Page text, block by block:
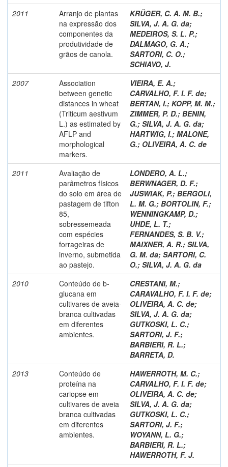
2011
Arranjo de plantas
na expressão dos
componentes da
produtividade de
grãos de canola.
KRÜGER, C. A. M. B.;
SILVA, J. A. G. da;
MEDEIROS, S. L. P.;
DALMAGO, G. A.;
SARTORI, C. O.;
SCHIAVO, J.
2007
Association
between genetic
distances in wheat
(Triticum aestivum
L.) as estimated by
AFLP and
morphological
markers.
VIEIRA, E. A.;
CARVALHO, F. I. F. de;
BERTAN, I.; KOPP, M. M.;
ZIMMER, P. D.; BENIN,
G.; SILVA, J. A. G. da;
HARTWIG, I.; MALONE,
G.; OLIVEIRA, A. C. de
2011
Avaliação de
parâmetros físicos
do solo em área de
pastagem de tifton
85,
sobressemeada
com espécies
forrageiras de
inverno, submetida
ao pastejo.
LONDERO, A. L.;
BERWNAGER, D. F.;
JUSWIAK, P.; BERGOLI,
L. M. G.; BORTOLIN, F.;
WENNINGKAMP, D.;
UHDE, L. T.;
FERNANDES, S. B. V.;
MAIXNER, A. R.; SILVA,
G. M. da; SARTORI, C.
O.; SILVA, J. A. G. da
2010
Conteúdo de b-
glucana em
cultivares de aveia-
branca cultivadas
em diferentes
ambientes.
CRESTANI, M.;
CARAVALHO, F. I. F. de;
OLIVEIRA, A. C. de;
SILVA, J. A. G. da;
GUTKOSKI, L. C.;
SARTORI, J. F.;
BARBIERI, R. L.;
BARRETA, D.
2013
Conteúdo de
proteína na
cariopse em
cultivares de aveia
branca cultivadas
em diferentes
ambientes.
HAWERROTH, M. C.;
CARVALHO, F. I. F. de;
OLIVEIRA, A. C. de;
SILVA, J. A. G. da;
GUTKOSKI, L. C.;
SARTORI, J. F.;
WOYANN, L. G.;
BARBIERI, R. L.;
HAWERROTH, F. J.